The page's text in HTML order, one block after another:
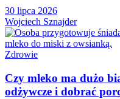
30 lipca 2026
Wojciech Sznajder
Zdrowie
Czy mleko ma dużo
odżywcze i dobrać